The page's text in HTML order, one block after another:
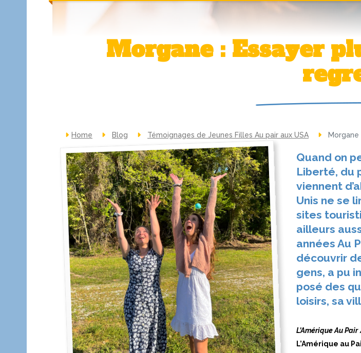
Morgane : Essayer plutôt que d’avoir des
Home Blog Témoignages de Jeunes Filles Au pair aux USA
Quand on
Liberté, du
viennent
Unis ne se
sites
ailleurs
années Au
découvrir
gens, a pu
posé des
loisirs, sa
L’Amérique Au Pair
L’Amérique au